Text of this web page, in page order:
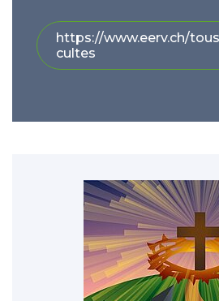
https://www.eerv.ch/
cultes